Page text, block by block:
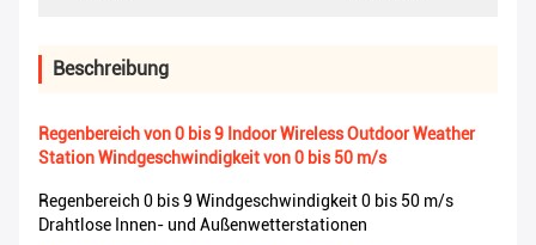
Beschreibung
Regenbereich von 0 bis 9 Indoor Wireless Outdoor Weather
Station Windgeschwindigkeit von 0 bis 50 m/s
Regenbereich 0 bis 9 Windgeschwindigkeit 0 bis 50 m/s
Drahtlose Innen- und Außenwetterstationen